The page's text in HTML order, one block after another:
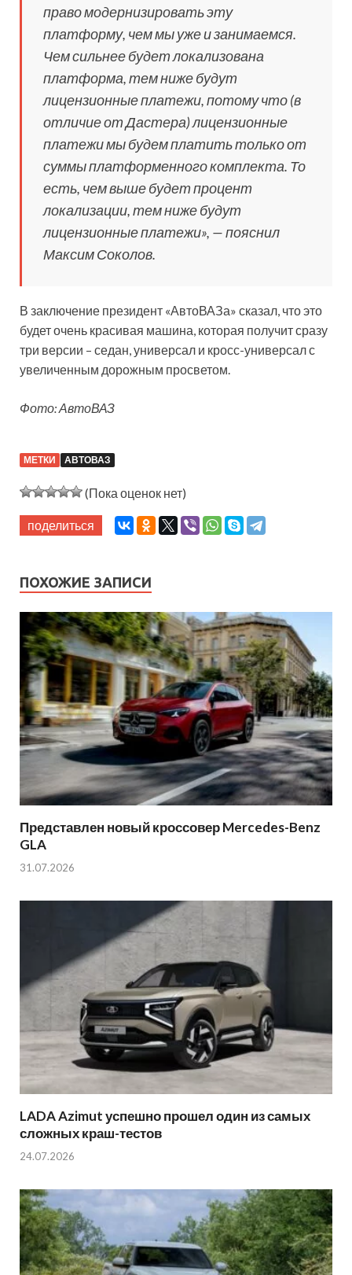
право модернизировать эту
платформу, чем мы уже и занимаемся.
Чем сильнее будет локализована
платформа, тем ниже будут
лицензионные платежи, потому что (в
отличие от Дастера) лицензионные
платежи мы будем платить только от
суммы платформенного комплекта. То
есть, чем выше будет процент
локализации, тем ниже будут
лицензионные платежи», — пояснил
Максим Соколов.
В заключение президент «АвтоВАЗа» сказал, что это
будет очень красивая машина, которая получит сразу
три версии – седан, универсал и кросс-универсал с
увеличенным дорожным просветом.
Фото: АвтоВАЗ
МЕТКИ АВТОВАЗ
(Пока оценок нет)
поделиться
ПОХОЖИЕ ЗАПИСИ
Представлен новый кроссовер Mercedes-Benz
GLA
31.07.2026
LADA Azimut успешно прошел один из самых
сложных краш-тестов
24.07.2026